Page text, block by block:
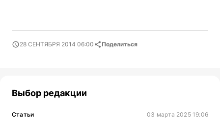
28 СЕНТЯБРЯ 2014 06:00 Поделиться
Выбор редакции
Статьи 03 марта 2025 19:06